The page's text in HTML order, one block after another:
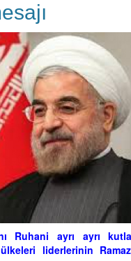
Ruhani ayrı ayrı
liderlerinin